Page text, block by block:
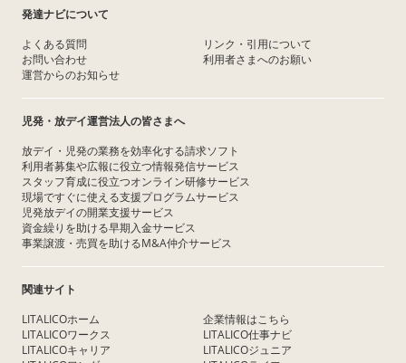
発達ナビについて
よくある質問
お問い合わせ
運営からのお知らせ
リンク・引用について
利用者さまへのお願い
児発・放デイ運営法人の皆さまへ
放デイ・児発の業務を効率化する請求ソフト
利用者募集や広報に役立つ情報発信サービス
スタッフ育成に役立つオンライン研修サービス
現場ですぐに使える支援プログラムサービス
児発放デイの開業支援サービス
資金繰りを助ける早期入金サービス
事業譲渡・売買を助けるM&A仲介サービス
関連サイト
LITALICOホーム
LITALICOワークス
LITALICOキャリア
企業情報はこちら
LITALICO仕事ナビ
LITALICOジュニア